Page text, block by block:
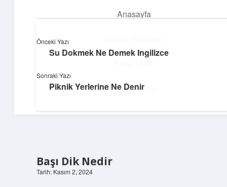
Anasayfa
Hakkımızda
Topluluk ve İlham
Başı Dik Nedir
Tarih: Kasım 2, 2024
Önceki Yazı
Su Dokmek Ne Demek Ingilizce
Sonraki Yazı
Piknik Yerlerine Ne Denir